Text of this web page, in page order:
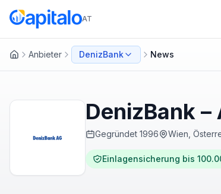
AT
Anbieter DenizBank News
DenizBank
Gegründet 1996 Wien,
Einlagensicherung bis